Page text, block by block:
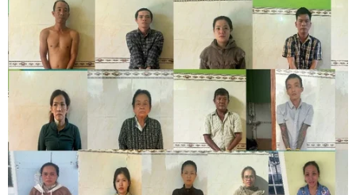
Lực lượng cứu hỏa dập lửa xe buýt chở các quân nhân Syria bị
đánh bom ở Damascus, ngày 20/10/2021. (Ảnh: AFP/TTXVN)
Gần đây, Israel liên tục gia tăng tấn công nhằm
vào các lực lượng của Iran tại Syria mà không
vấp phải sự phản đối đáng kể nào từ phía Syria,
Nga, Mỹ hoặc các nước láng giềng.
Tờ Haaretz ngày 11/11 có bài phân tích về
nguyên nhân của việc này. Trong tháng qua,